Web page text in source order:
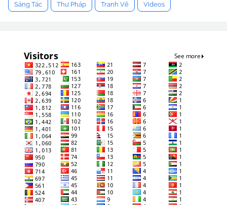
Sáng Tác Thư Pháp Tranh Vẽ Videos